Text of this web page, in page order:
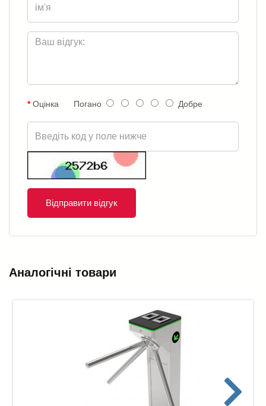
Оцінка Погано Добре
Відправити відгук
Аналогічні товари